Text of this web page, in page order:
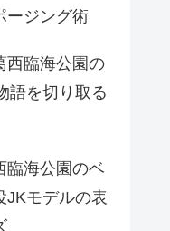
ージング術
西臨海公園の
語を切り取る
臨海公園のベ
JKモデルの表